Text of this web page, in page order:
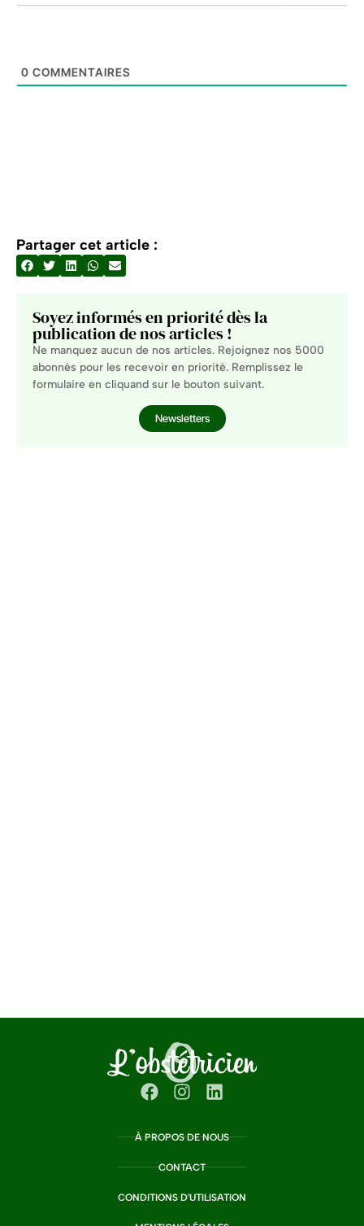
0 COMMENTAIRES
Partager cet article :
Soyez informés en priorité dès la
publication de nos articles !
Ne manquez aucun de nos articles. Rejoignez nos 5000
abonnés pour les recevoir en priorité. Remplissez le
formulaire en cliquand sur le bouton suivant.
Newsletters
À PROPOS DE NOUS
CONTACT
CONDITIONS D'UTILISATION